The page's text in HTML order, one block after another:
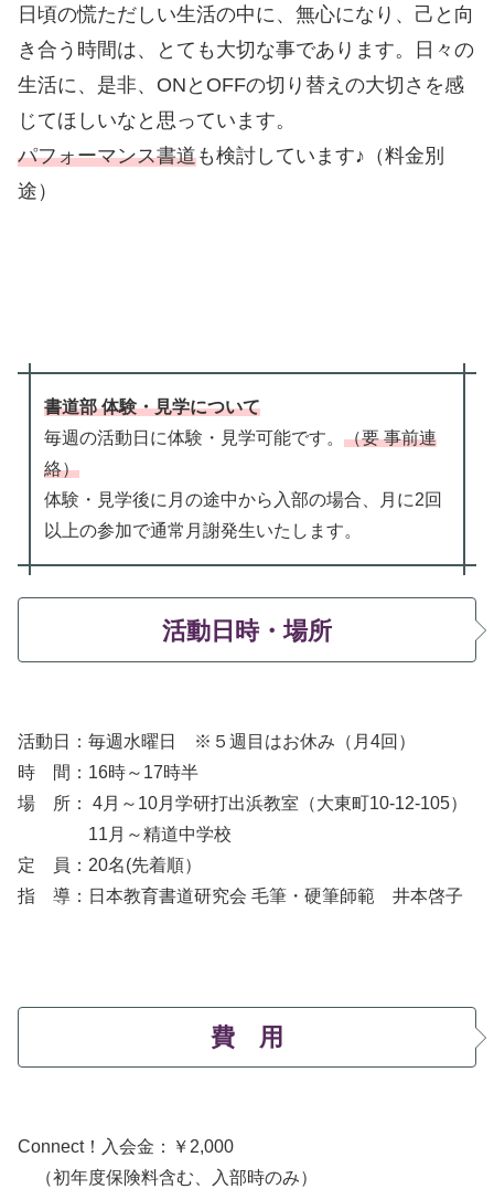
日頃の慌ただしい生活の中に、無心になり、己と向
き合う時間は、とても大切な事であります。日々の
生活に、是非、ONとOFFの切り替えの大切さを感
じてほしいなと思っています。
パフォーマンス書道も検討しています♪（料金別
途）
書道部 体験・見学について
毎週の活動日に体験・見学可能です。 （要 事前連
絡）
体験・見学後に月の途中から入部の場合、月に2回
以上の参加で通常月謝発生いたします。
活動日 時・場所
活動日：毎週水曜日 ※５週目はお休み（月4回）
時 間：16時～17時半
場 所： 4月～10月学研打出浜教室（大東町10-12-105）
11月～精道中学校
定 員：20名(先着順）
指 導：日本教育書道研究会 毛筆・硬筆師範 井本啓子
費 用
Connect！入会金：￥2,000
（初年度保険料含む、入部時のみ）